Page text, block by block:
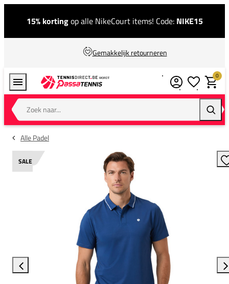
15% kortingop alle NikeCourt items! Code: NIKE15
Gemakkelijk retourneren
Zoek naar...
0
Alle Padel
SALE